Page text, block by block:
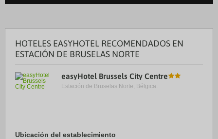
HOTELES EASYHOTEL RECOMENDADOS EN
ESTACIÓN DE BRUSELAS NORTE
easyHotel Brussels City Centre
Estación de Bruselas Norte, Bélgica.
Ubicación del establecimiento